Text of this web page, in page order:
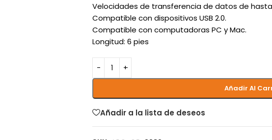
Velocidades de transferencia de datos de hasta
Compatible con dispositivos USB 2.0.
Compatible con computadoras PC y Mac.
Longitud: 6 pies
Añadir Al
Añadir a la lista de deseos